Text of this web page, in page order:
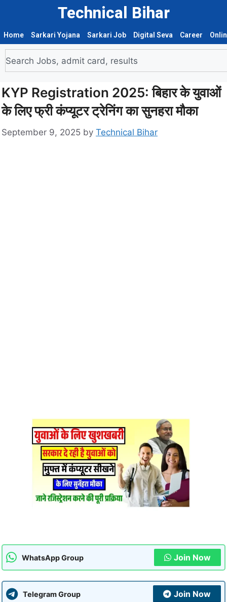
Technical Bihar
Home Sarkari Yojana Sarkari Job Digital Seva Career
KYP Registration 2025: बिहार के युवाओं
के लिए फ्री कंप्यूटर ट्रेनिंग का सुनहरा मौका
September 9, 2025 by Technical Bihar
WhatsApp Group Join Now
Telegram Group Join Now